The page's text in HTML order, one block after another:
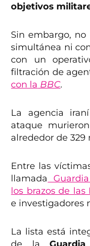
objetivos
Sin embargo,
simultánea ni
con un
filtración de
con la BBC.
La agencia
ataque
alrededor de 329
Entre las
llamada
los brazos de
e investigadores
La lista está
de la